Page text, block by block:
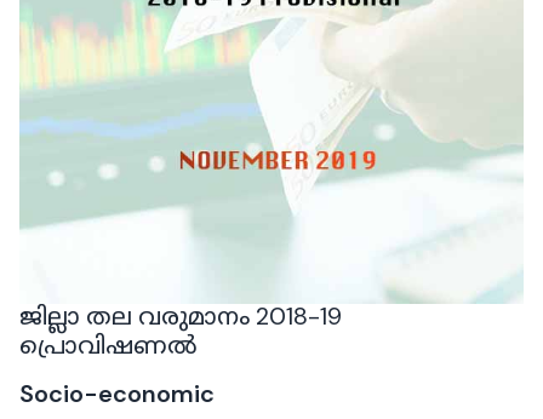
ജില്ലാ തല വരുമാനം 2018-19
പ്രൊവിഷണൽ
Socio-economic